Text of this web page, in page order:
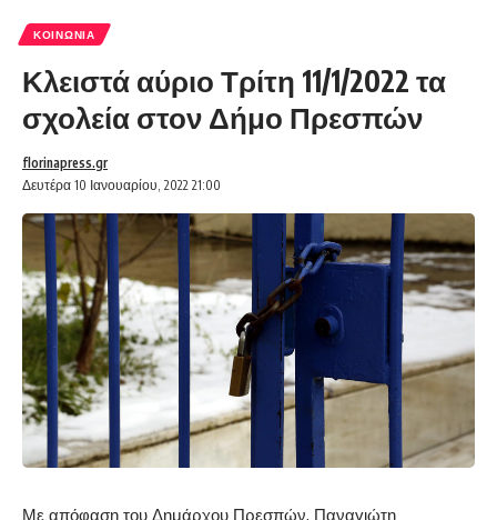
ΚΟΙΝΩΝΊΑ
Κλειστά αύριο Τρίτη 11/1/2022 τα
σχολεία στον Δήμο Πρεσπών
Δευτέρα 10 Ιανουαρίου, 2022 21:00
florinapress.gr
Με απόφαση του Δημάρχου Πρεσπών, Παναγιώτη